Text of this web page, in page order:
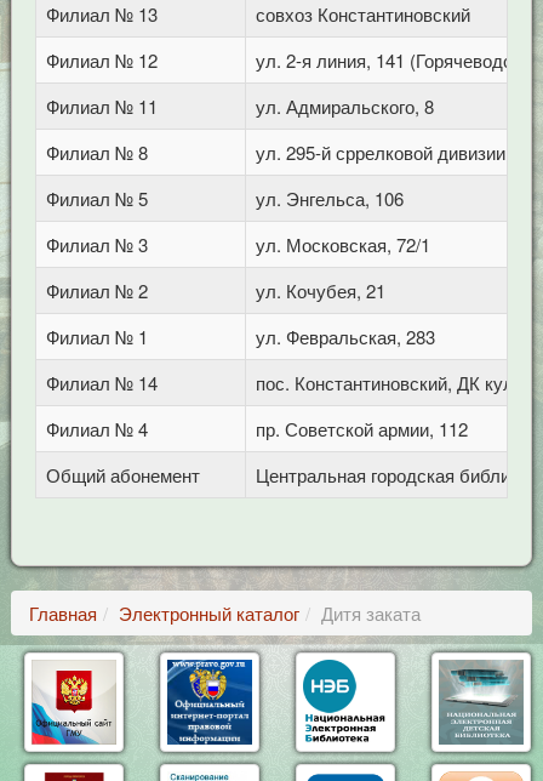
Филиал № 13
совхоз Константиновский
Филиал № 12
ул. 2-я линия, 141 (Горячеводск)
Филиал № 11
ул. Адмиральского, 8
Филиал № 8
ул. 295-й сррелковой дивизии, 114
Филиал № 5
ул. Энгельса, 106
Филиал № 3
ул. Московская, 72/1
Филиал № 2
ул. Кочубея, 21
Филиал № 1
ул. Февральская, 283
Филиал № 14
пос. Константиновский, ДК
Филиал № 4
пр. Советской армии, 112
Общий абонемент
Центральная городская
Главная Электронный каталог Дитя заката